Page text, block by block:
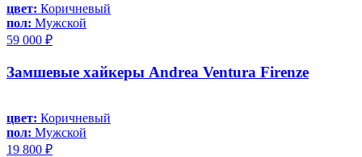
цвет: Коричневый
пол: Мужской
59 000 ₽
Замшевые хайкеры Andrea Ventura Firenze
цвет: Коричневый
пол: Мужской
19 800 ₽